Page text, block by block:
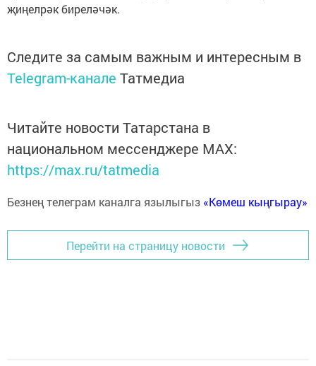
җиңелрәк биреләчәк.
Следите за самым важным и интересным в
Telegram-канале Татмедиа
Читайте новости Татарстана в
национальном мессенджере MАХ:
https://max.ru/tatmedia
Безнең телеграм каналга язылыгыз «Көмеш кыңгырау»
Перейти на страницу новости